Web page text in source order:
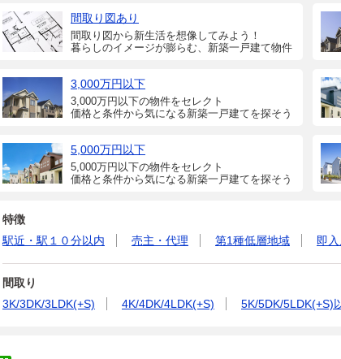
間取り図あり
間取り図から新生活を想像してみよう！
暮らしのイメージが膨らむ、新築一戸建て物件
3,000万円以下
3,000万円以下の物件をセレクト
価格と条件から気になる新築一戸建てを探そう
5,000万円以下
5,000万円以下の物件をセレクト
価格と条件から気になる新築一戸建てを探そう
特徴
駅近・駅１０分以内
売主・代理 第1種低層地域 即
間取り
3K/3DK/3LDK(+S)
4K/4DK/4LDK(+S) 5K/5DK/5LDK(+S)